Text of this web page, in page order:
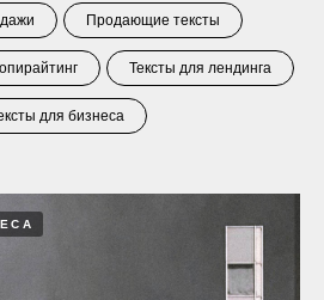
Продающие тексты
Тексты для лендинга
для бизнеса